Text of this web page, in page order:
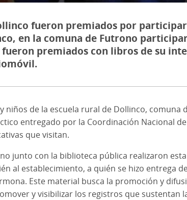
fueron premiados por
en la comuna de Futrono
premiados con libros de su
niños de la escuela rural de Dollinco,
entregado por la Coordinación Nacional
que visitan.
junto con la biblioteca pública realizaron
al establecimiento, a quién se hizo entrega
Este material busca la promoción y
y visibilizar los registros que